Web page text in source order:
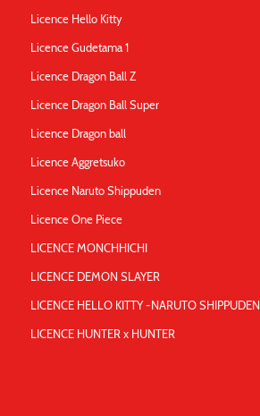
Licence Hello Kitty
Licence Gudetama 1
Licence Dragon Ball Z
Licence Dragon Ball Super
Licence Dragon ball
Licence Aggretsuko
Licence Naruto Shippuden
Licence One Piece
LICENCE MONCHHICHI
LICENCE DEMON SLAYER
LICENCE HELLO KITTY -NARUTO SHIPPUDEN
LICENCE HUNTER x HUNTER